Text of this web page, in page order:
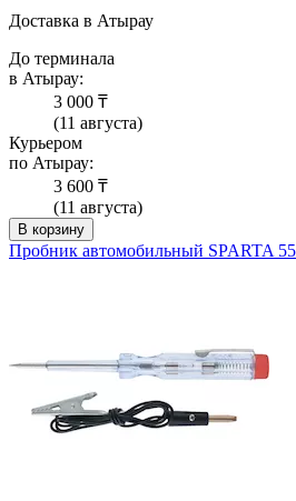
Доставка в Атырау
До терминала
в Атырау:
3 000 ₸
(11 августа)
Курьером
по Атырау:
3 600 ₸
(11 августа)
В корзину
Пробник автомобильный SPARTA